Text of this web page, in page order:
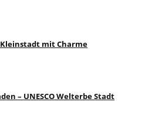
Kleinstadt mit Charme
– UNESCO Welterbe Stadt